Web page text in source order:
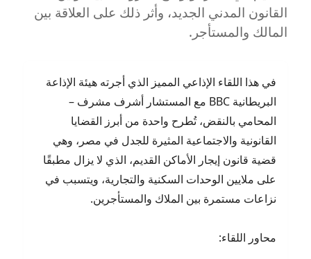
القانون المدني الجديد، وأثر ذلك على العلاقة بين
المالك والمستأجر.
في هذا اللقاء الإذاعي المميز الذي أجرته هيئة الإذاعة
البريطانية BBC مع المستشار أشرف مشرف –
المحامي بالنقض، تُطرح واحدة من أبرز القضايا
القانونية والاجتماعية المثيرة للجدل في مصر، وهي
قضية قانون إيجار الأماكن القديم، الذي لا يزال مطبقًا
على ملايين الوحدات السكنية والتجارية، ويتسبب في
نزاعات مستمرة بين الملاك والمستأجرين.
محاور اللقاء: